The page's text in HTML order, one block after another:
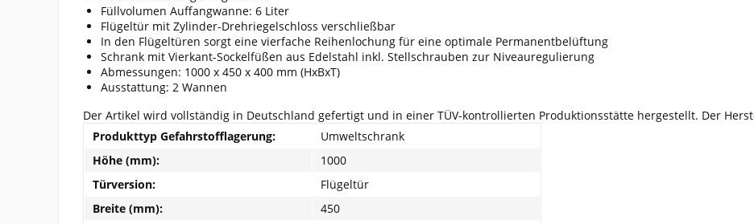
Füllvolumen Auffangwanne: 6 Liter
Flügeltür mit Zylinder-Drehriegelschloss verschließbar
In den Flügeltüren sorgt eine vierfache Reihenlochung für eine optimale Permanentbelüftung
Schrank mit Vierkant-Sockelfüßen aus Edelstahl inkl. Stellschrauben zur Niveauregulierung
Abmessungen: 1000 x 450 x 400 mm (HxBxT)
Ausstattung: 2 Wannen
Der Artikel wird vollständig in Deutschland gefertigt und in einer TÜV-kontrollierten Produktionsstätte hergestellt. Der
Produkttyp Gefahrstofflagerung:
Umweltschrank
Höhe (mm):
1000
Türversion:
Flügeltür
Breite (mm):
450